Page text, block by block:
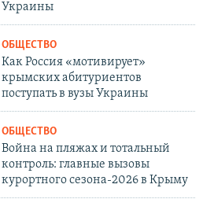
Украины
ОБЩЕСТВО
Как Россия «мотивирует»
крымских абитуриентов
поступать в вузы Украины
ОБЩЕСТВО
Война на пляжах и тотальный
контроль: главные вызовы
курортного сезона-2026 в Крыму